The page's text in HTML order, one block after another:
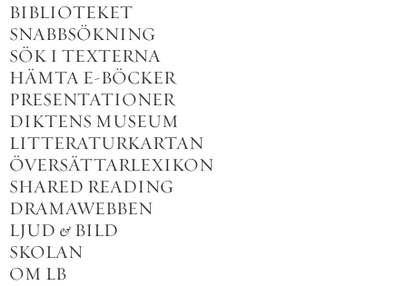
BIBLIOTEKET
SNABBSÖKNING
SÖK I TEXTERNA
HÄMTA E-BÖCKER
PRESENTATIONER
DIKTENS MUSEUM
LITTERATURKARTAN
ÖVERSÄTTARLEXIKON
SHARED READING
DRAMAWEBBEN
LJUD & BILD
SKOLAN
OM LB